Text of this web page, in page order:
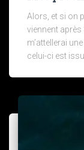
Alors, et si on
viennent après
m’attellerai
celui-ci est